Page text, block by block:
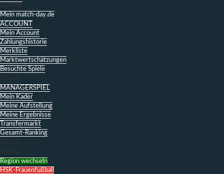
Spieltag
Mein match-day.de
ACCOUNT
Mein Account
Zahlungshistorie
Merkliste
Marktwertschätzungen
Besuchte Spiele
Zurück
MANAGERSPIEL
Mein Kader
Meine Aufstellung
Meine Ergebnisse
Transfermarkt
Gesamt-Ranking
Zurück
Zurück
Region wechseln
HSK-Frauenfußball